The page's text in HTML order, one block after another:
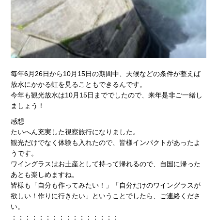
毎年6月26日から10月15日の期間中、天候などの条件が整えば
放水にかかる虹を見ることもできるんです。
今年も観光放水は10月15日まででしたので、来年是非ご一緒し
ましょう！
感想
たいへん充実した視察旅行になりました。
観光だけでなく体験も入れたので、皆様インパクトがあったよ
うです。
ワイングラスはお土産として持って帰れるので、自国に帰った
あとも楽しめますね。
皆様も「自分も作ってみたい！」「自分だけのワイングラスが
欲しい！作りに行きたい」ということでしたら、ご連絡くださ
い。
：：：：：：：：：：：：：：：：